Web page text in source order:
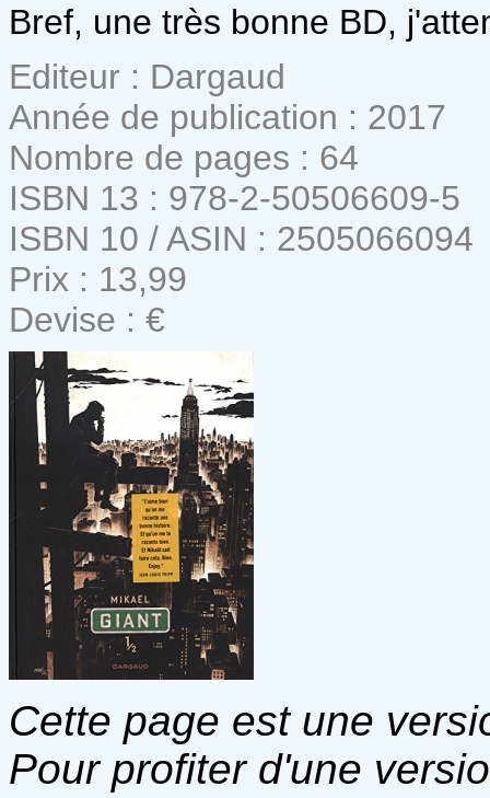
Bref, une très bonne BD,
Editeur : Dargaud
Année de publication : 2017
Nombre de pages : 64
ISBN 13 : 978-2-50506609-5
ISBN 10 / ASIN : 2505066094
Prix : 13,99
Devise : €
Cette page est une
Pour profiter d'une